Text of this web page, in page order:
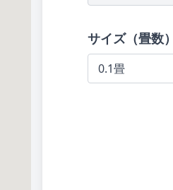
サイズ（畳数）
0.1畳